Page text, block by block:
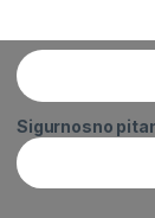
Sigurnosno